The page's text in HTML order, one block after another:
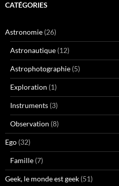
CATÉGORIES
Astronomie (26)
Astronautique (12)
Astrophotographie (5)
Exploration (1)
Instruments (3)
Observation (8)
Ego (32)
Famille (7)
Geek, le monde est geek (51)